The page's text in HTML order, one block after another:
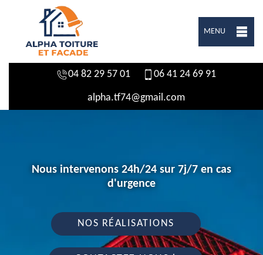
MENU
04 82 29 57 01 06 41 24 69 91
alpha.tf74@gmail.com
Nous intervenons 24h/24 sur 7j/7 en cas
d'urgence
NOS RÉALISATIONS